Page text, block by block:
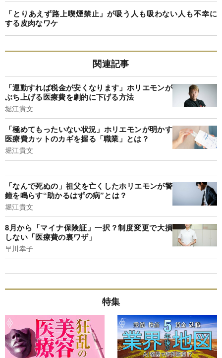
「とりあえず路上喫煙禁止」が吸う人も吸わない人も不幸に
する皮肉なワケ
関連記事
「運動すれば税金が安くなります」ホリエモンが
ぶち上げる医療費を劇的に下げる方法
堀江貴文
「極めてもったいない状況」ホリエモンが明かす
医療費カットのカギを握る「職業」とは？
堀江貴文
「なんで死ぬの」祖父を亡くしたホリエモンが警
鐘を鳴らす“助かるはずの病”とは？
堀江貴文
8月から「マイナ保険証」一択？制度変更で大損
しない「医療費の裏ワザ」
早川幸子
特集